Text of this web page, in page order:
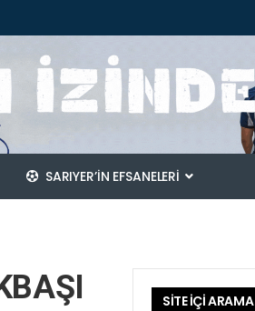
SARIYER’IN EFSANELERI
SİTE İÇİ ARAMA